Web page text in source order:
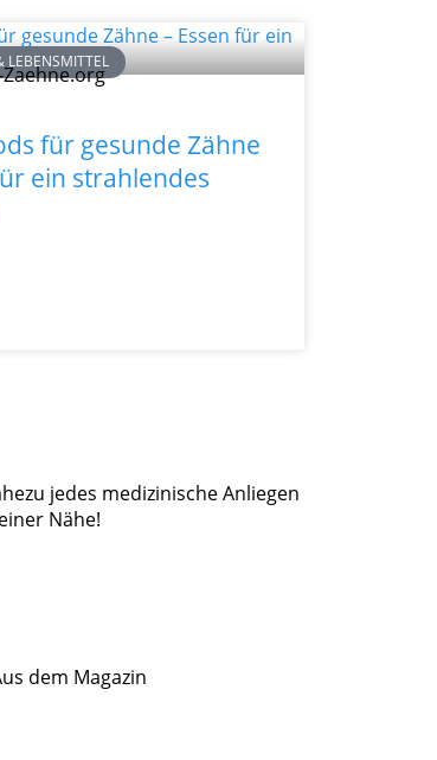
LEBENSMITTEL
für gesunde Zähne
ein strahlendes
jedes medizinische Anliegen
Nähe!
dem Magazin